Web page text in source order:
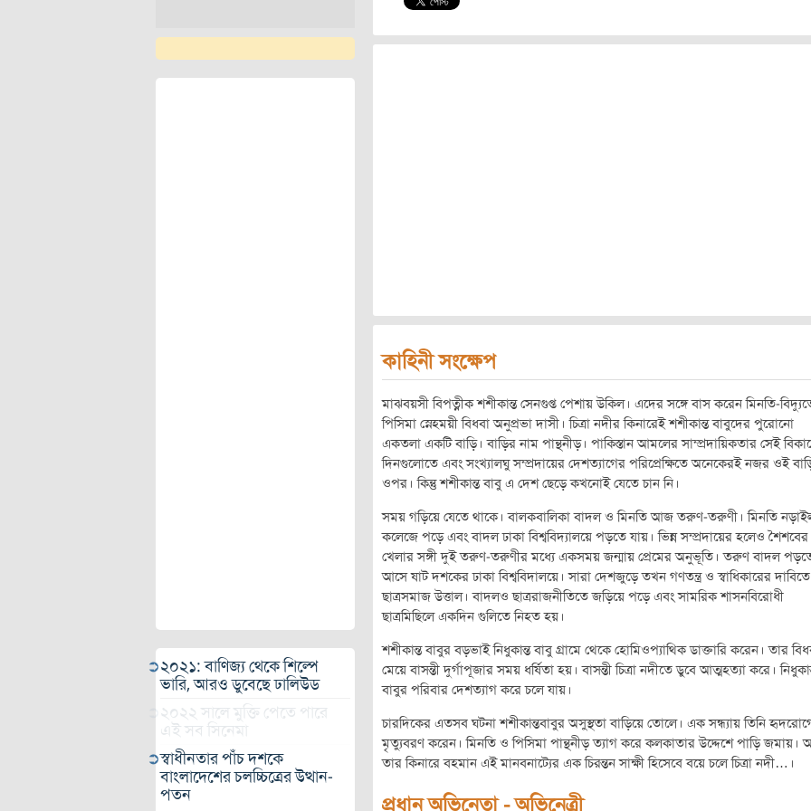
২০২১: বাণিজ্য থেকে শিল্পে
ভারি, আরও ডুবেছে ঢালিউড
২০২২ সালে মুক্তি পেতে পারে
এই সব সিনেমা
স্বাধীনতার পাঁচ দশকে
বাংলাদেশের চলচ্চিত্রের উত্থান-
পতন
কাহিনী সংক্ষেপ
মাঝবয়সী বিপত্নীক শশীকান্ত সেনগুপ্ত পেশায় উকিল। এদের সঙ্গে বাস করেন মিনতি-
পিসিমা স্নেহময়ী বিধবা অনুপ্রভা দাসী। চিত্রা নদীর কিনারেই শশীকান্ত বাবুদের পুরোনো
একতলা একটি বাড়ি। বাড়ির নাম পান্থনীড়। পাকিস্তান আমলের সাম্প্রদায়িকতার সেই
দিনগুলোতে এবং সংখ্যালঘু সম্প্রদায়ের দেশত্যাগের পরিপ্রেক্ষিতে অনেকেরই নজর ওই
ওপর। কিন্তু শশীকান্ত বাবু এ দেশ ছেড়ে কখনোই যেতে চান নি।
সময় গড়িয়ে যেতে থাকে। বালকবালিকা বাদল ও মিনতি আজ তরুণ-তরুণী। মিনতি
কলেজে পড়ে এবং বাদল ঢাকা বিশ্ববিদ্যালয়ে পড়তে যায়। ভিন্ন সম্প্রদায়ের হলেও শৈশবের
খেলার সঙ্গী দুই তরুণ-তরুণীর মধ্যে একসময় জন্মায় প্রেমের অনুভূতি। তরুণ বাদল
আসে ষাট দশকের ঢাকা বিশ্ববিদালয়ে। সারা দেশজুড়ে তখন গণতন্ত্র ও স্বাধিকারের দাবিতে
ছাত্রসমাজ উত্তাল। বাদলও ছাত্ররাজনীতিতে জড়িয়ে পড়ে এবং সামরিক শাসনবিরোধী
ছাত্রমিছিলে একদিন গুলিতে নিহত হয়।
শশীকান্ত বাবুর বড়ভাই নিধুকান্ত বাবু গ্রামে থেকে হোমিওপ্যাথিক ডাক্তারি করেন। তার
মেয়ে বাসন্তী দুর্গাপূজার সময় ধর্ষিতা হয়। বাসন্তী চিত্রা নদীতে ডুবে আত্মহত্যা করে।
বাবুর পরিবার দেশত্যাগ করে চলে যায়।
চারদিকের এতসব ঘটনা শশীকান্তবাবুর অসুস্থতা বাড়িয়ে তোলে। এক সন্ধ্যায় তিনি
মৃত্যুবরণ করেন। মিনতি ও পিসিমা পান্থনীড় ত্যাগ করে কলকাতার উদ্দেশে পাড়ি জমায়।
তার কিনারে বহমান এই মানবনাট্যের এক চিরন্তন সাক্ষী হিসেবে বয়ে চলে চিত্রা নদী…।
প্রধান অভিনেতা - অভিনেত্রী